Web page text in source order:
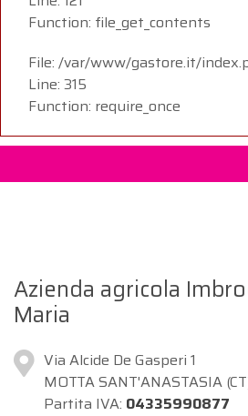
Function: file_get_contents
File: /var/www/gastore.it/
Line: 315
Function: require_once
Azienda agricola
Maria
Via Alcide De Gasperi 1
MOTTA SANT'ANASTASIA
Partita IVA: 04335990877